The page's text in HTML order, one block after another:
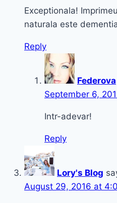
Exceptionala!
naturala este
Reply
Federova
September 6,
Intr-adevar!
Reply
Lory's Blog
August 29, 2016 at